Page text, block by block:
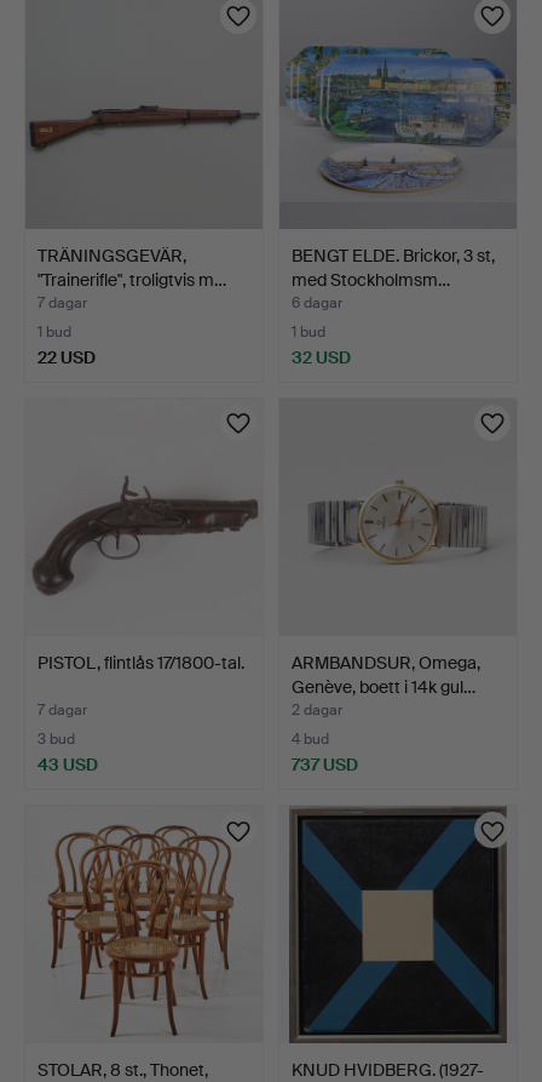
TRÄNINGSGEVÄR,
"Trainerifle", troligtvis m…
7 dagar
1 bud
22 USD
BENGT ELDE. Brickor, 3 st,
med Stockholmsm…
6 dagar
1 bud
32 USD
PISTOL, flintlås 17/1800-tal.
7 dagar
3 bud
43 USD
ARMBANDSUR, Omega,
Genève, boett i 14k gul…
2 dagar
4 bud
737 USD
STOLAR, 8 st., Thonet,
KNUD HVIDBERG. (1927-